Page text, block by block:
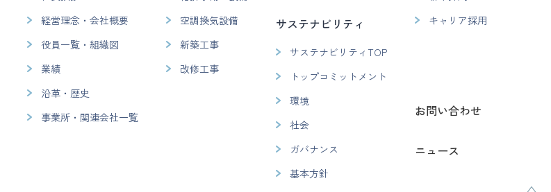
経営理念・会社概要
役員一覧・組織図
業績
沿革・歴史
事業所・関連会社一覧
空調換気設備
新築工事
改修工事
サステナビリティ
サステナビリティTOP
トップコミットメント
環境
社会
ガバナンス
基本方針
キャリア採用
お問い合わせ
ニュース